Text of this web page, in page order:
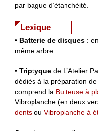
par bague d’étanchéité.
Lexique
• Batterie de disques :
même arbre.
• Triptyque de L’Atelier
dédiés à la préparation
comprend la Butteuse à
Vibroplanche (en deux
dents ou Vibroplanche à